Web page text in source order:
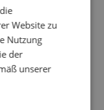
Website zu
Nutzung
der
unserer